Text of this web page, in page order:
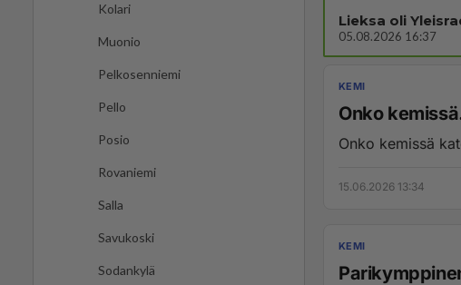
Kolari
Muonio
Pelkosenniemi
Pello
Posio
Rovaniemi
Salla
Savukoski
Sodankylä
Lieksa oli
05.08.2026 16:37
KEMI
Onko
Onko kemissä
15.06.2026 13:34
KEMI